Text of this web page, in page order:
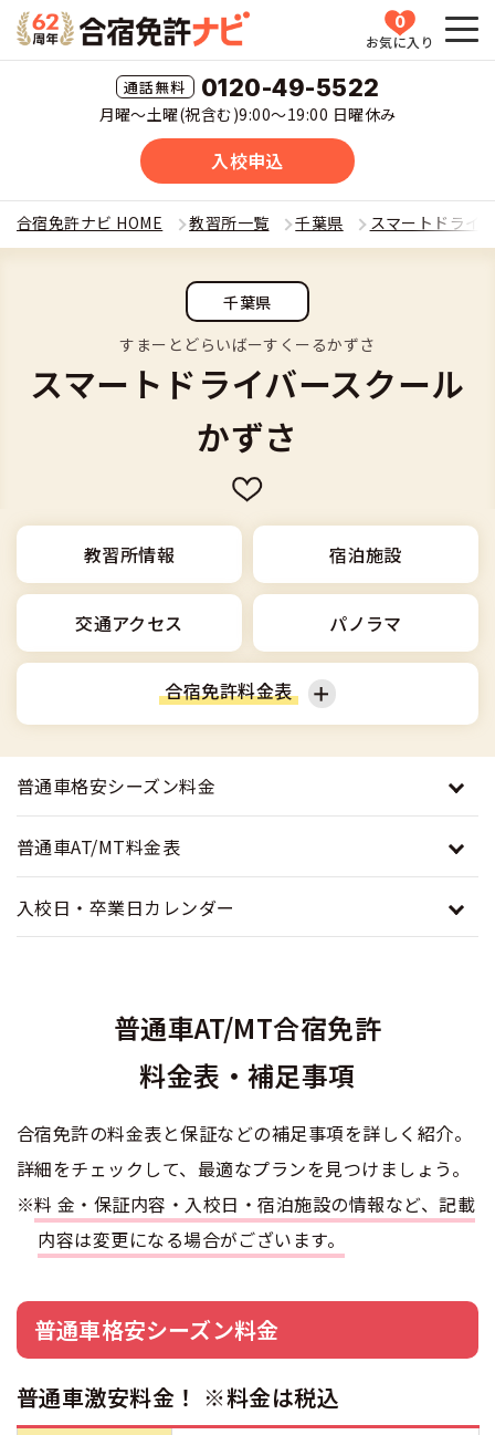
0
お気に入り
0120-49-5522
月曜〜土曜(祝含む)9:00〜19:00 日曜休み
入校申込
HOME
教習所一覧
運転免許の種類(車種)を選ぶ
普通二輪
中型車
大型車
けん引
中型二種
教習所検索
運転免許の種類(車種)
格安シーズン料金
出発地別おすすめ校
こだわり、テーマから探す
360度パノラマ教習所
教育訓練給付金制度
受験資格特例教習
合宿免許とは
合宿免許とは
安心・お得・早い・充実の合宿免許
合宿免許選びのアドバイス
合宿免許の入校までの流れ
合宿免許での免許取得の流れ
合宿免許一日の過ごし方
合宿に関わる料金について
合宿費用のお支払いについて
合宿免許に必要な持ち物
合宿免許 よくある質問
まるわかり！合宿免許Q＆A
合宿免許に役立つ情報
合宿免許に役立つ情報
合宿免許で最短合格するには
高校生は運転免許を取れる？
免許取消・失効による再取得
冬・雪国の合宿免許は大丈夫？
みんなが選んだ合宿免許の条件
大型免許体験記
全国の運転免許試験場(免許センター)
合宿免許ナビについて
会社概要
会社沿革・歴史
個人情報の取扱い
参加規定
特定商取引法に基づく表示
運転者適性診断
0120-49-5522
入校申込
合宿免許ナビ HOME 教習所一覧 千葉県 スマートドライ
千葉県
すまーとどらいばーすくーるかずさ
スマートドライバースクール
かずさ
教習所情報 宿泊施設
交通アクセス パノラマ
合宿免許料金表
普通車 普通二輪
中型車
普通二種 中型二種
普通車格安シーズン料金
普通車AT/MT料金表
入校日・卒業日カレンダー
普通車AT/MT合宿免許
料金表・補足事項
合宿免許の料金表と保証などの補足事項を詳しく紹介。
詳細をチェックして、最適なプランを見つけましょう。
※料金・保証内容・入校日・宿泊施設の情報など、記載
内容は変更になる場合がございます。
普通車格安シーズン料金
普通車激安料金！ ※料金は税込